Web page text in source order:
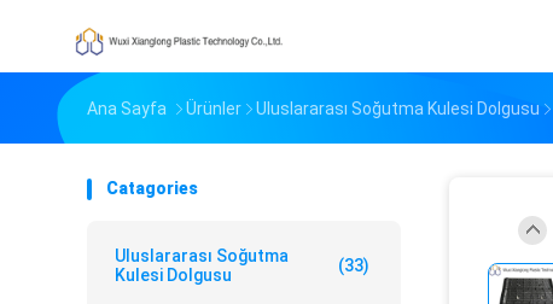
Ana Sayfa Ürünler Uluslararası Soğutma Kulesi Dolgusu
Catagories
Uluslararası Soğutma
Kulesi Dolgusu
(33)